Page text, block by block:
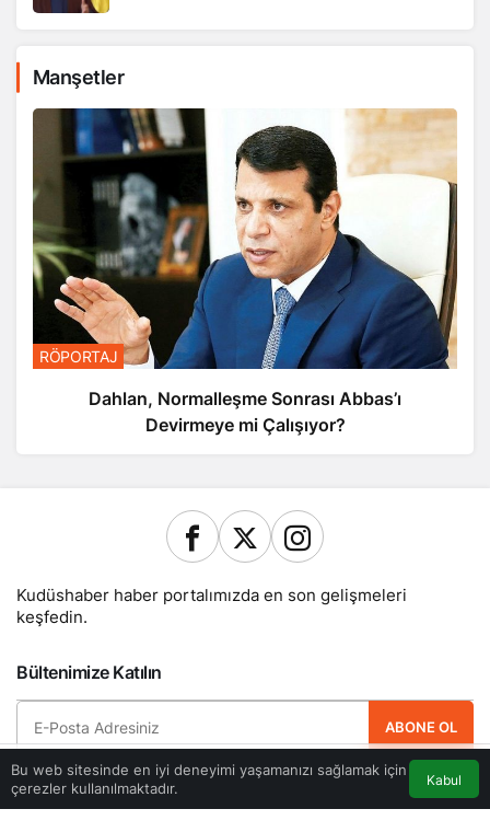
Manşetler
RÖPORTAJ
Dahlan, Normalleşme Sonrası Abbas’ı
Devirmeye mi Çalışıyor?
Bu web sitesinde en iyi deneyimi yaşamanızı sağlamak için
çerezler kullanılmaktadır.
Kabul
Kudüshaber haber portalımızda en son gelişmeleri
keşfedin.
Bültenimize Katılın
ABONE OL
Hemen ücretsiz üye olun ve yeni güncellemelerden haberdar olan ilk kişi
olun.Anasayfa Akış Trafik